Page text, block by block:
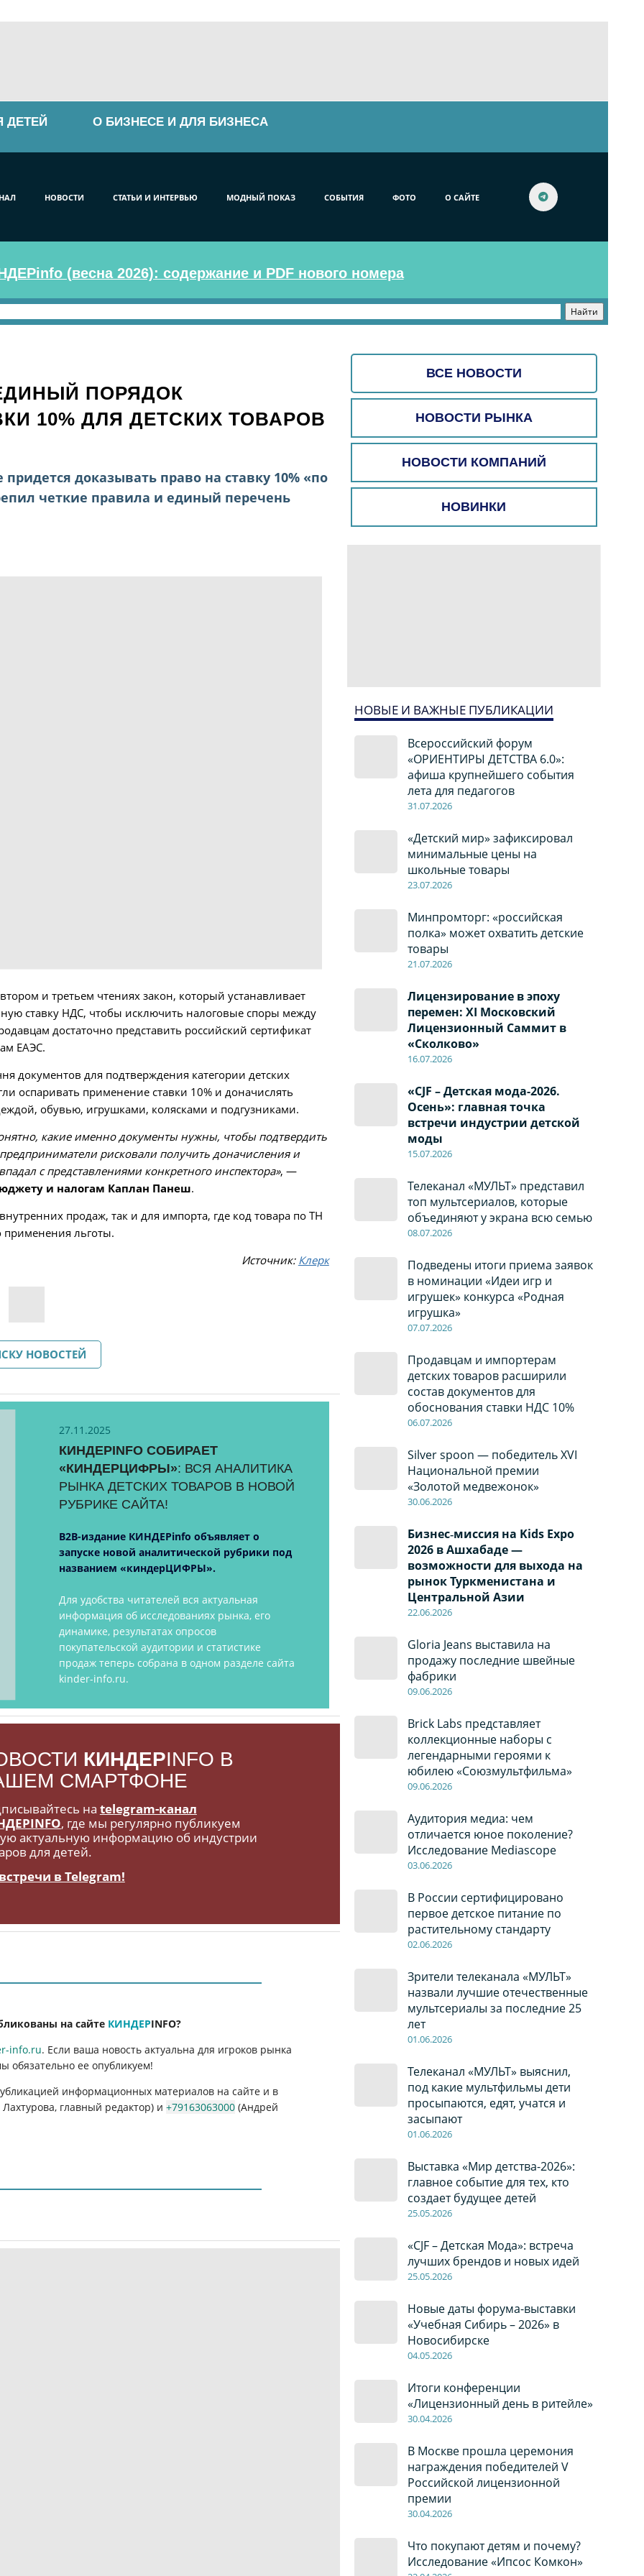
ДЕТЕЙ О БИЗНЕСЕ И ДЛЯ БИЗНЕСА
НОВОСТИ СТАТЬИ И ИНТЕРВЬЮ МОДНЫЙ ПОКАЗ СОБЫТИЯ ФОТО О САЙТЕ
(весна 2026): содержание и PDF нового номера
ВСЕ НОВОСТИ
НОВОСТИ РЫНКА
НОВОСТИ КОМПАНИЙ
НОВИНКИ
НОВЫЕ И ВАЖНЫЕ ПУБЛИКАЦИИ
Всероссийский форум
«ОРИЕНТИРЫ ДЕТСТВА 6.0»:
афиша крупнейшего события
лета для педагогов
31.07.2026
«Детский мир» зафиксировал
минимальные цены на
школьные товары
23.07.2026
Минпромторг: «российская
полка» может охватить детские
товары
21.07.2026
Лицензирование в эпоху
перемен: XI Московский
Лицензионный Саммит в
«Сколково»
16.07.2026
«CJF – Детская мода-2026.
Осень»: главная точка
встречи индустрии детской
моды
15.07.2026
Телеканал «МУЛЬТ» представил
топ мультсериалов, которые
объединяют у экрана всю семью
08.07.2026
Подведены итоги приема заявок
в номинации «Идеи игр и
игрушек» конкурса «Родная
игрушка»
07.07.2026
Продавцам и импортерам
детских товаров расширили
состав документов для
обоснования ставки НДС 10%
06.07.2026
Silver spoon — победитель XVI
Национальной премии
«Золотой медвежонок»
30.06.2026
Бизнес‑миссия на Kids Expo
2026 в Ашхабаде —
возможности для выхода на
рынок Туркменистана и
Центральной Азии
22.06.2026
Gloria Jeans выставила на
продажу последние швейные
фабрики
09.06.2026
Brick Labs представляет
коллекционные наборы с
легендарными героями к
юбилею «Союзмультфильма»
09.06.2026
Аудитория медиа: чем
отличается юное поколение?
Исследование Mediascope
03.06.2026
В России сертифицировано
первое детское питание по
растительному стандарту
02.06.2026
Зрители телеканала «МУЛЬТ»
назвали лучшие отечественные
мультсериалы за последние 25
лет
01.06.2026
Телеканал «МУЛЬТ» выяснил,
под какие мультфильмы дети
просыпаются, едят, учатся и
засыпают
01.06.2026
Выставка «Мир детства-2026»:
главное событие для тех, кто
создает будущее детей
25.05.2026
«CJF – Детская Мода»: встреча
лучших брендов и новых идей
25.05.2026
Новые даты форума-выставки
«Учебная Сибирь – 2026» в
Новосибирске
04.05.2026
Итоги конференции
«Лицензионный день в ритейле»
30.04.2026
В Москве прошла церемония
награждения победителей V
Российской лицензионной
премии
30.04.2026
Что покупают детям и почему?
Исследование «Ипсос Комкон»
ПОРЯДОК
10% ДЛЯ ДЕТСКИХ ТОВАРОВ
доказывать право на ставку 10% «по
четкие правила и единый перечень
и третьем чтениях закон, который устанавливает
ставку НДС, чтобы исключить налоговые споры между
достаточно представить российский сертификат
ЕАЭС.
документов для подтверждения категории детских
оспаривать применение ставки 10% и доначислять
обувью, игрушками, колясками и подгузниками.
какие именно документы нужны, чтобы подтвердить
рисковали получить доначисления и
с представлениями конкретного инспектора», —
и налогам Каплан Панеш.
продаж, так и для импорта, где код товара по ТН
применения льготы.
Источник: Клерк
НОВОСТЕЙ
27.11.2025
КИНДЕРINFO СОБИРАЕТ
«КИНДЕРЦИФРЫ»: ВСЯ АНАЛИТИКА
РЫНКА ДЕТСКИХ ТОВАРОВ В НОВОЙ
РУБРИКЕ САЙТА!
B2B-издание КИНДЕРinfo объявляет о
запуске новой аналитической рубрики под
названием «киндерЦИФРЫ».
Для удобства читателей вся актуальная
информация об исследованиях рынка, его
динамике, результатах опросов
покупательской аудитории и статистике
продаж теперь собрана в одном разделе сайта
kinder-info.ru.
КИНДЕРINFO В
СМАРТФОНЕ
на telegram-канал
, где мы регулярно публикуем
актуальную информацию об индустрии
для детей.
в Telegram!
на сайте КИНДЕРINFO?
info.ru. Если ваша новость актуальна для игроков рынка
обязательно ее опубликуем!
информационных материалов на сайте и в
главный редактор) и+79163063000 (Андрей